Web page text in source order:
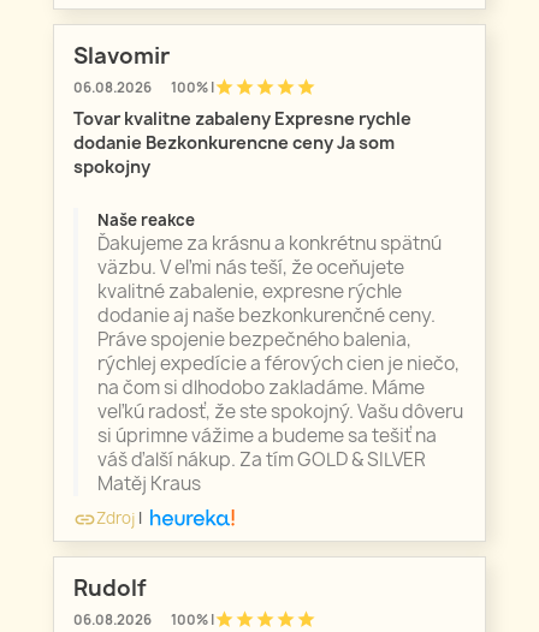
Slavomir
06.08.2026 100% |starstarstarstarstar
Tovar kvalitne zabaleny Expresne rychle
dodanie Bezkonkurencne ceny Ja som
spokojny
Naše reakce
Ďakujeme za krásnu a konkrétnu spätnú
väzbu. V eľmi nás teší, že oceňujete
kvalitné zabalenie, expresne rýchle
dodanie aj naše bezkonkurenčné ceny.
Práve spojenie bezpečného balenia,
rýchlej expedície a férových cien je niečo,
na čom si dlhodobo zakladáme. Máme
veľkú radosť, že ste spokojný. Vašu dôveru
si úprimne vážime a budeme sa tešiť na
váš ďalší nákup. Za tím GOLD & SILVER
Matěj Kraus
linkZdroj |
Rudolf
06.08.2026 100% |starstarstarstarstar